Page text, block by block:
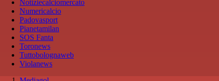
Notiziecalciomercato
Numericalcio
Padovasport
Pianetamilan
SOS Fanta
Toronews
Tuttobolognaweb
Violanews